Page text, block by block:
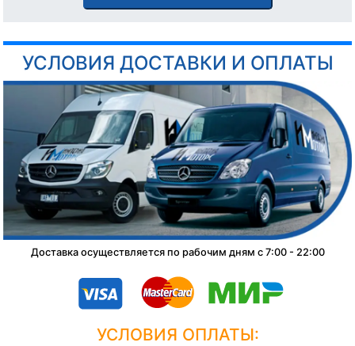
УСЛОВИЯ ДОСТАВКИ И ОПЛАТЫ
Доставка осуществляется по рабочим дням с 7:00 - 22:00
УСЛОВИЯ ОПЛАТЫ: